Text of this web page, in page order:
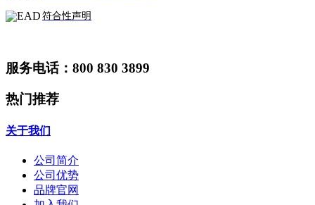
符合性声明
服务电话：800 830 3899
热门推荐
关于我们
公司简介
公司优势
品牌官网